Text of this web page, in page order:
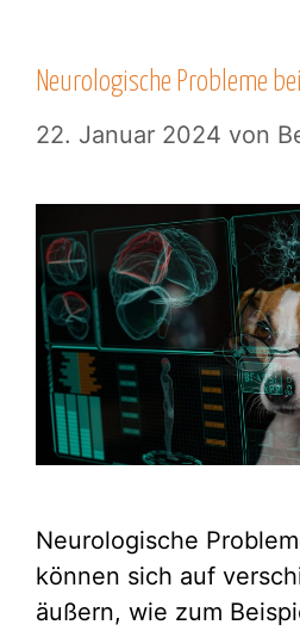
Neurologische Probleme
22. Januar 2024 von
Neurologische
können sich auf
äußern, wie zum